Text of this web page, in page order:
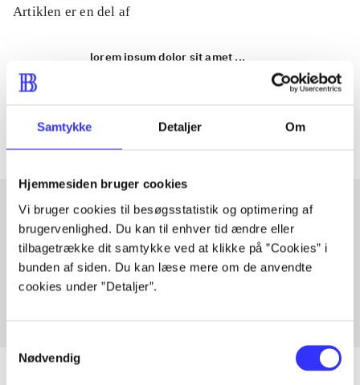
Samtykke Detaljer Om
Hjemmesiden bruger cookies
Vi bruger cookies til besøgsstatistik og optimering af
brugervenlighed. Du kan til enhver tid ændre eller
tilbagetrække dit samtykke ved at klikke på ”Cookies” i
bunden af siden. Du kan læse mere om de anvendte
cookies under ”Detaljer”.
Nødvendig
Artiklen er en del af
lorem ipsum dolor sit amet ...
Artikler med samme emner
Fra